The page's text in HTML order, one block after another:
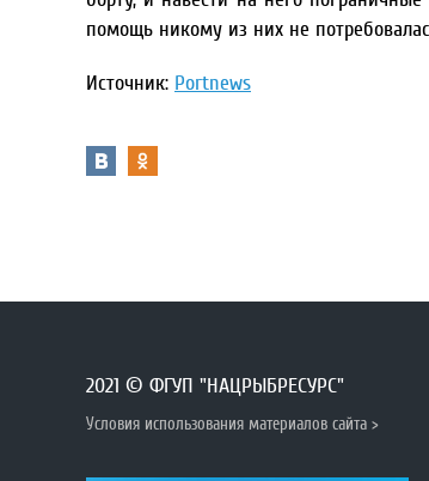
помощь никому из них не
Источник: Portnews
2021 © ФГУП "НАЦРЫБРЕСУРС"
Условия использования материалов сайта >